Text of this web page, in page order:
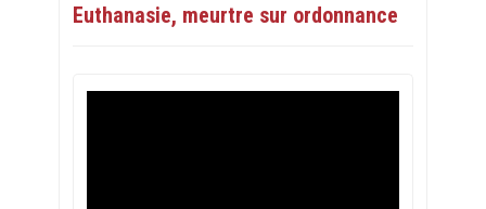
Euthanasie, meurtre sur ordonnance